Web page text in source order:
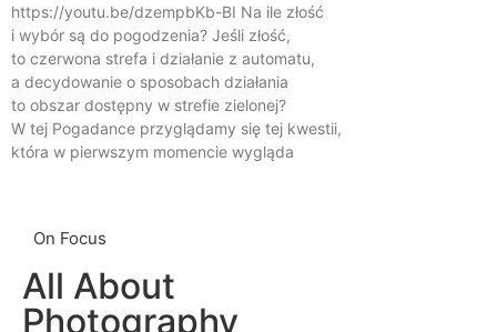
https://youtu.be/dzempbKb-BI Na ile złość
i wybór są do pogodzenia? Jeśli złość,
to czerwona strefa i działanie z automatu,
a decydowanie o sposobach działania
to obszar dostępny w strefie zielonej?
W tej Pogadance przyglądamy się tej kwestii,
która w pierwszym momencie wygląda
On Focus
All About
Photography